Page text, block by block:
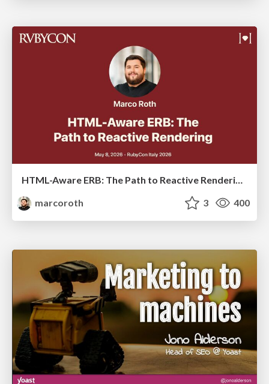
HTML-Aware ERB: The Path to Reactive Rendering @ RubyCon 2026, Rimini, Italy
marcoroth
3 400